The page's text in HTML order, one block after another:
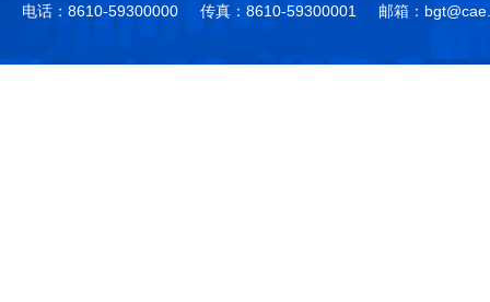
电话：8610-59300000
传真：8610-59300001 邮箱：